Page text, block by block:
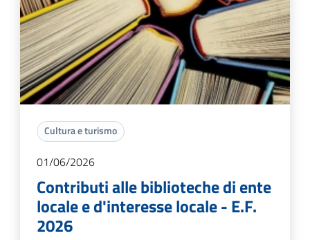
Cultura e turismo
01/06/2026
Contributi alle biblioteche di ente
locale e d'interesse locale - E.F.
2026